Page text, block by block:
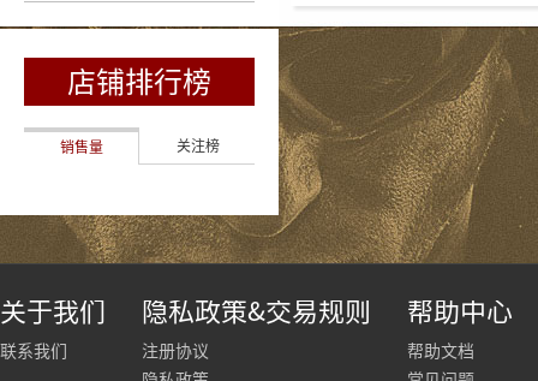
店铺排行榜
销售量 关注榜
关于我们
联系我们
隐私政策&交易规则
注册协议
帮助中心
帮助文档